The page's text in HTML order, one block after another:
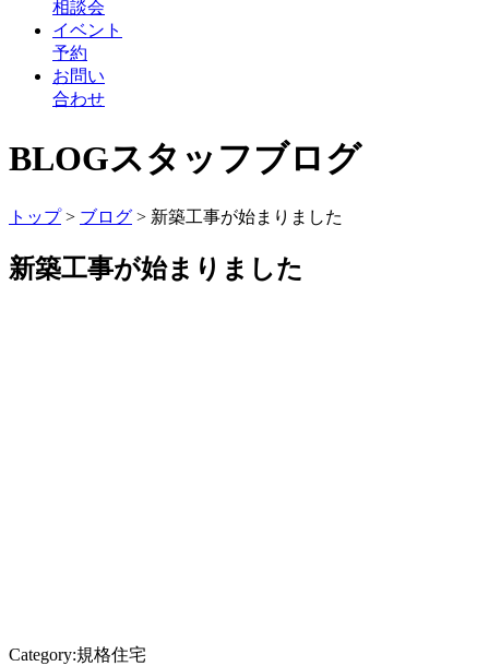
相談会
イベント
予約
お問い
合わせ
BLOGスタッフブログ
トップ> ブログ > 新築工事が始まりました
新築工事が始まりました
Category:規格住宅